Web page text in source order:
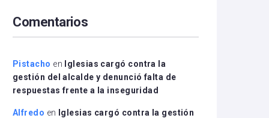
disminuir
el
Comentarios
Pistacho en
Iglesias cargó contra la
gestión del alcalde y denunció falta de
respuestas frente a la inseguridad
Alfredo en
Iglesias cargó contra la gestión